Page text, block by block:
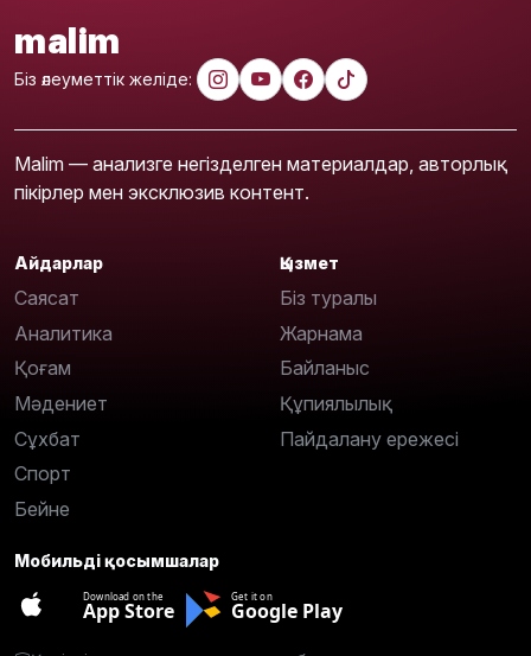
malim
Біз әлеуметтік желіде:
Malim — анализге негізделген материалдар, авторлық
пікірлер мен эксклюзив контент.
Айдарлар
Саясат
Аналитика
Қоғам
Мәдениет
Сұхбат
Спорт
Бейне
Қызмет
Біз туралы
Жарнама
Байланыс
Құпиялылық
Пайдалану ережесі
Мобильді қосымшалар
Download on the
App Store
Get it on
Google Play